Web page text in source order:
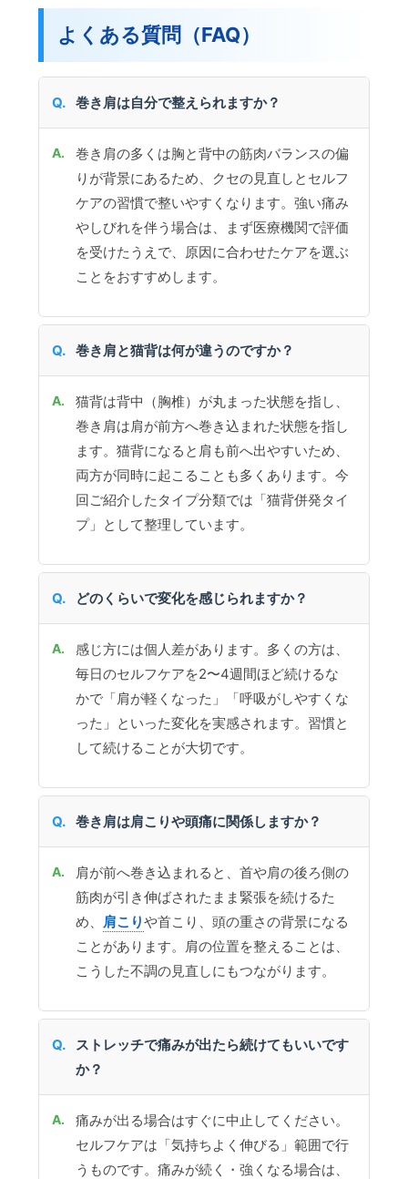
よくある質問（FAQ）
巻き肩は自分で整えられますか？
巻き肩の多くは胸と背中の筋肉バランスの偏
りが背景にあるため、クセの見直しとセルフ
ケアの習慣で整いやすくなります。強い痛み
やしびれを伴う場合は、まず医療機関で評価
を受けたうえで、原因に合わせたケアを選ぶ
ことをおすすめします。
巻き肩と猫背は何が違うのですか？
猫背は背中（胸椎）が丸まった状態を指し、
巻き肩は肩が前方へ巻き込まれた状態を指し
ます。猫背になると肩も前へ出やすいため、
両方が同時に起こることも多くあります。今
回ご紹介したタイプ分類では「猫背併発タイ
プ」として整理しています。
どのくらいで変化を感じられますか？
感じ方には個人差があります。多くの方は、
毎日のセルフケアを2〜4週間ほど続けるな
かで「肩が軽くなった」「呼吸がしやすくな
った」といった変化を実感されます。習慣と
して続けることが大切です。
巻き肩は肩こりや頭痛に関係しますか？
肩が前へ巻き込まれると、首や肩の後ろ側の
筋肉が引き伸ばされたまま緊張を続けるた
め、 肩こりや首こり、頭の重さの背景になる
ことがあります。肩の位置を整えることは、
こうした不調の見直しにもつながります。
ストレッチで痛みが出たら続けてもいいです
か？
痛みが出る場合はすぐに中止してください。
セルフケアは「気持ちよく伸びる」範囲で行
うものです。痛みが続く・強くなる場合は、